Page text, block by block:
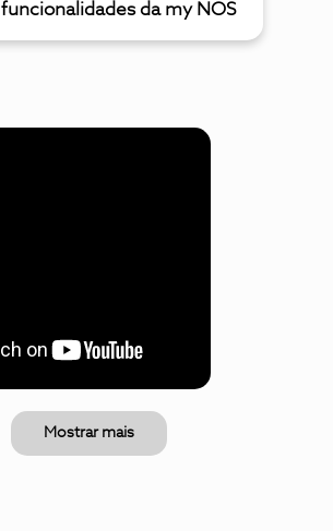
funcionalidades da my NOS
Mostrar mais